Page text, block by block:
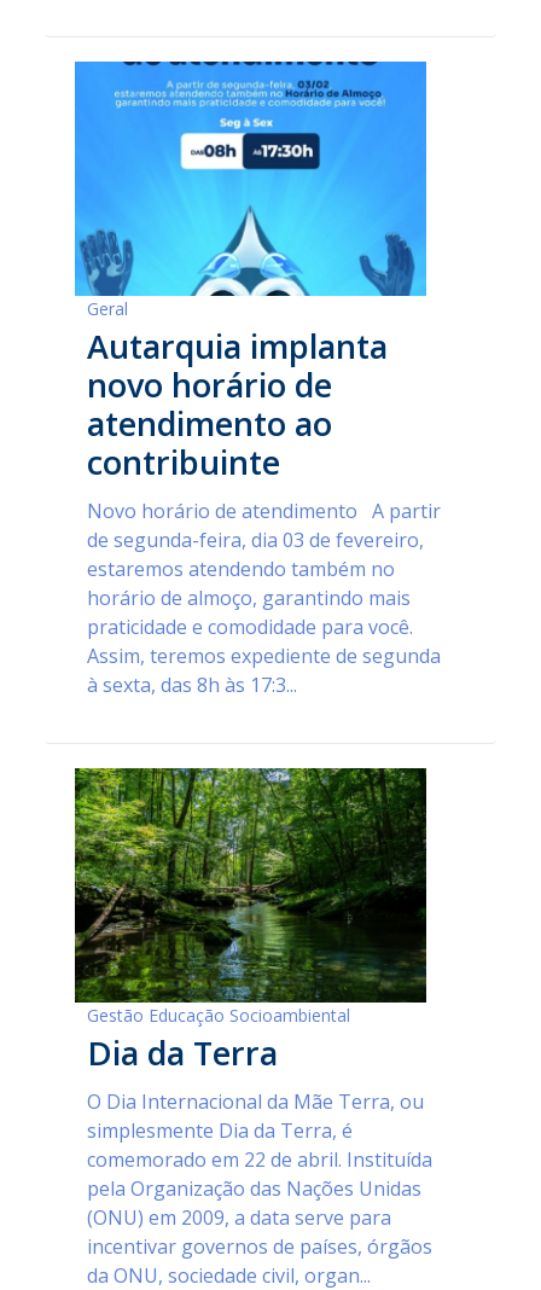
Geral
Autarquia implanta
novo horário de
atendimento ao
contribuinte
Novo horário de atendimento A partir
de segunda-feira, dia 03 de fevereiro,
estaremos atendendo também no
horário de almoço, garantindo mais
praticidade e comodidade para você.
Assim, teremos expediente de segunda
à sexta, das 8h às 17:3...
Gestão Educação Socioambiental
Dia da Terra
O Dia Internacional da Mãe Terra, ou
simplesmente Dia da Terra, é
comemorado em 22 de abril. Instituída
pela Organização das Nações Unidas
(ONU) em 2009, a data serve para
incentivar governos de países, órgãos
da ONU, sociedade civil, organ...